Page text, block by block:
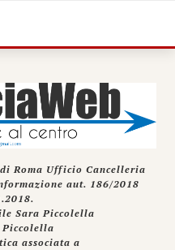
Roma Ufficio Cancelleria
aut. 186/2018
Sara Piccolella
Piccolella
associata a